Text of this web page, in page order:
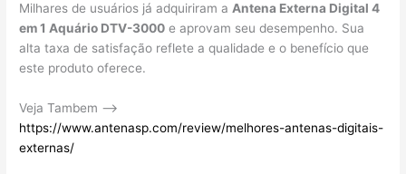
Milhares de usuários já adquiriram a Antena Externa Digital 4
em 1 Aquário DTV-3000 e aprovam seu desempenho. Sua
alta taxa de satisfação reflete a qualidade e o benefício que
este produto oferece.
Veja Tambem –>
https://www.antenasp.com/review/melhores-antenas-digitais-
externas/